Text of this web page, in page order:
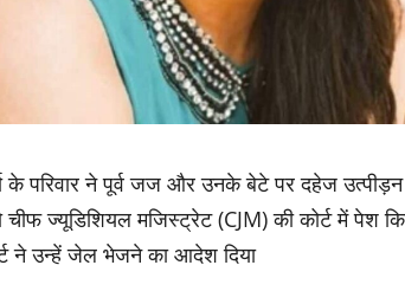
परिवार ने पूर्व जज और उनके बेटे पर दहेज उत्पीड़न
ज्यूडिशियल मजिस्ट्रेट (CJM) की कोर्ट में पेश
ने उन्हें जेल भेजने का आदेश दिया